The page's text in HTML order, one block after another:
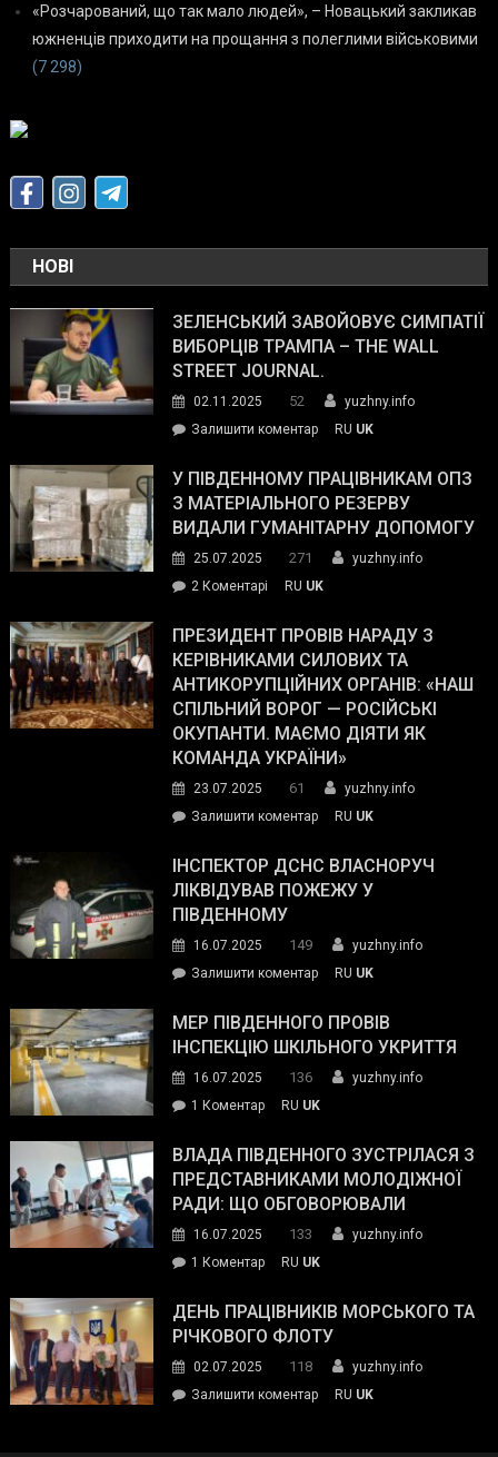
«Розчарований, що так мало людей», – Новацький закликав
южненців приходити на прощання з полеглими військовими
(7 298)
НОВІ
ЗЕЛЕНСЬКИЙ ЗАВОЙОВУЄ СИМПАТІЇ
ВИБОРЦІВ ТРАМПА – THE WALL
STREET JOURNAL.
02.11.2025 52
yuzhny.info
Залишити коментарon
завойовує
симпатії
виборців
The
Street
Journal.
RU UK
У ПІВДЕННОМУ ПРАЦІВНИКАМ ОПЗ
З МАТЕРІАЛЬНОГО РЕЗЕРВУ
ВИДАЛИ ГУМАНІТАРНУ ДОПОМОГУ
25.07.2025 271
yuzhny.info
2 Коментарі
Південному
працівникам
ОПЗ
з
матеріального
резерву
гуманітарну
допомогу
RU UK
ПРЕЗИДЕНТ ПРОВІВ НАРАДУ З
КЕРІВНИКАМИ СИЛОВИХ ТА
АНТИКОРУПЦІЙНИХ ОРГАНІВ: «НАШ
СПІЛЬНИЙ ВОРОГ — РОСІЙСЬКІ
ОКУПАНТИ. МАЄМО ДІЯТИ ЯК
КОМАНДА УКРАЇНИ»
23.07.2025 61
yuzhny.info
Залишити коментарon
провів
нараду
силових
та
органів:
«Наш
спільний
окупанти.
Маємо
діяти
команда
RU UK
ІНСПЕКТОР ДСНС ВЛАСНОРУЧ
ЛІКВІДУВАВ ПОЖЕЖУ У
ПІВДЕННОМУ
16.07.2025 149
yuzhny.info
Залишити коментарon
ДСНС
власноруч
пожежу
у
RU UK
МЕР ПІВДЕННОГО ПРОВІВ
ІНСПЕКЦІЮ ШКІЛЬНОГО УКРИТТЯ
16.07.2025 136
yuzhny.info
1 Коментардо
Південного
провів
інспекцію
укриття
RU UK
ВЛАДА ПІВДЕННОГО ЗУСТРІЛАСЯ З
ПРЕДСТАВНИКАМИ МОЛОДІЖНОЇ
РАДИ: ЩО ОБГОВОРЮВАЛИ
16.07.2025 133
yuzhny.info
1 Коментардо
Південного
зустрілася
представниками
молодіжної
RU UK
ДЕНЬ ПРАЦІВНИКІВ МОРСЬКОГО ТА
РІЧКОВОГО ФЛОТУ
02.07.2025 118
yuzhny.info
Залишити коментарon
RU UK